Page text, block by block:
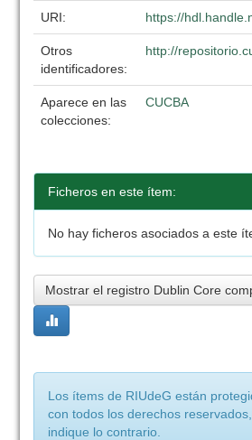
URI: https://
Otros
identificadores:
http://
Aparece en las
colecciones:
CUCBA
Ficheros en este ítem:
No hay ficheros asociados a este
Mostrar el registro Dublin Core
Los ítems de RIUdeG están
con todos los derechos
indique lo contrario.